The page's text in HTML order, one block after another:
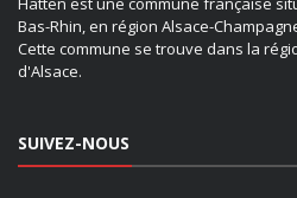
Bas-Rhin, en région Alsace-
Cette commune se trouve dans la
d'Alsace.
SUIVEZ-NOUS